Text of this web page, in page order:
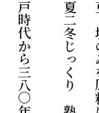
二夏二冬じっくりと熟成。
江戸時代から三八〇年